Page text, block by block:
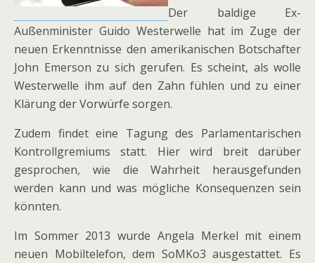
Der baldige Ex-
Außenminister Guido Westerwelle hat im Zuge der
neuen Erkenntnisse den amerikanischen Botschafter
John Emerson zu sich gerufen. Es scheint, als wolle
Westerwelle ihm auf den Zahn fühlen und zu einer
Klärung der Vorwürfe sorgen.
Zudem findet eine Tagung des Parlamentarischen
Kontrollgremiums statt. Hier wird breit darüber
gesprochen, wie die Wahrheit herausgefunden
werden kann und was mögliche Konsequenzen sein
könnten.
Im Sommer 2013 wurde Angela Merkel mit einem
neuen Mobiltelefon, dem SoMKo3 ausgestattet. Es